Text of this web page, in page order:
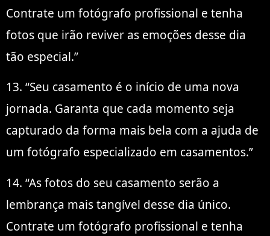
Contrate um fotógrafo profissional e tenha
fotos que irão reviver as emoções desse dia
tão especial.”
13. “Seu casamento é o início de uma nova
jornada. Garanta que cada momento seja
capturado da forma mais bela com a ajuda de
um fotógrafo especializado em casamentos.”
14. “As fotos do seu casamento serão a
lembrança mais tangível desse dia único.
Contrate um fotógrafo profissional e tenha